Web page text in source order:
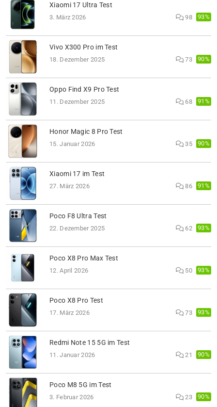
Xiaomi 17 Ultra Test
3. März 2026 98 93%
Vivo X300 Pro im Test
18. Dezember 2025 73 90%
Oppo Find X9 Pro Test
11. Dezember 2025 68 91%
Honor Magic 8 Pro Test
15. Januar 2026 35 90%
Xiaomi 17 im Test
27. März 2026 86 91%
Poco F8 Ultra Test
22. Dezember 2025 62 93%
Poco X8 Pro Max Test
12. April 2026 50 93%
Poco X8 Pro Test
17. März 2026 73 93%
Redmi Note 15 5G im Test
11. Januar 2026 21 90%
Poco M8 5G im Test
3. Februar 2026 23 90%